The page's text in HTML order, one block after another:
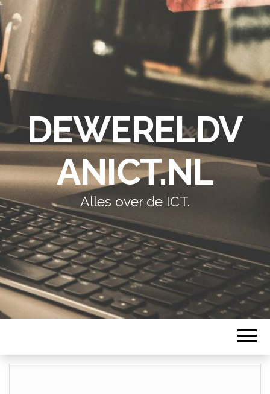
DEWERELDV
ANICT.NL
Alles over de ICT.